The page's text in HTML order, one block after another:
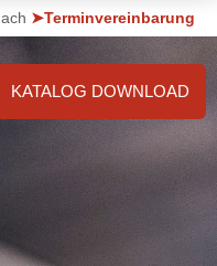
➤Terminvereinbarung
KATALOG DOWNLOAD